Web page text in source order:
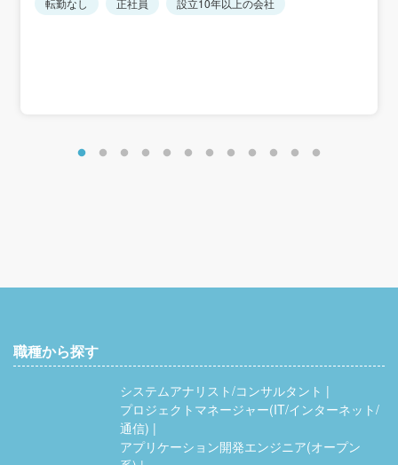
転勤なし 正社員 設立10年以上の会社
職種から探す
システムアナリスト/コンサルタント
プロジェクトマネージャー(IT/インターネット/
通信)
アプリケーション開発エンジニア(オープン